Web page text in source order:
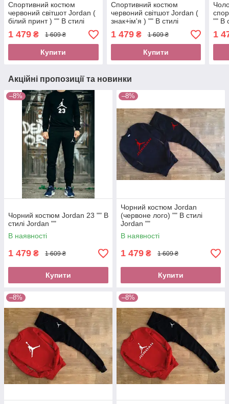
Спортивний костюм
червоний світшот Jordan (
білий принт ) "" В стилі
Jordan ""
1 479 ₴ 1 609 ₴
Купити
Спортивний костюм
червоний світшот Jordan (
знак+ім'я ) "" В стилі
Jordan ""
1 479₴ 1 609 ₴
Купити
"" В
1
Акційні пропозиції та новинки
–8%
Чорний костюм Jordan 23 "" В
стилі Jordan ""
В наявності
1 479 ₴ 1 609 ₴
Купити
–8%
Чорний костюм Jordan
(червоне лого) "" В стилі
Jordan ""
В наявності
1 479 ₴ 1 609 ₴
Купити
–8% –8%